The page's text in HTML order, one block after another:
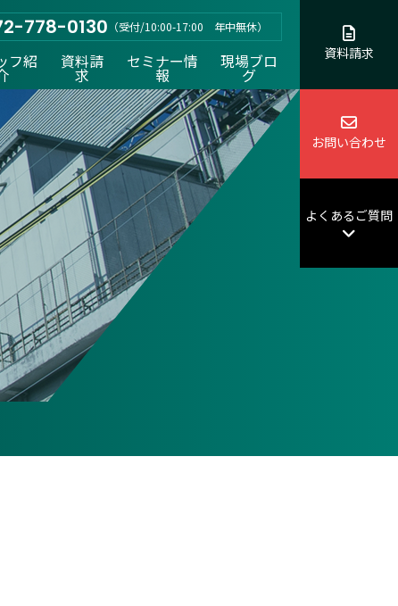
778-0130 （受付/10:00-17:00 年中無休）
フ紹 資料請
求
セミナー情
報
現場ブロ
グ
資料請求
お問い合わせ
よくあるご質問